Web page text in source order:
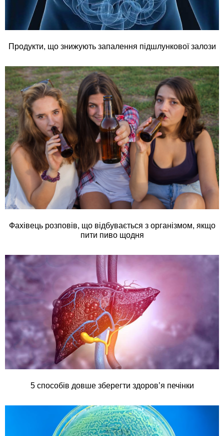
Продукти, що знижують запалення підшлункової залози
Фахівець розповів, що відбувається з організмом, якщо
пити пиво щодня
5 способів довше зберегти здоров’я печінки